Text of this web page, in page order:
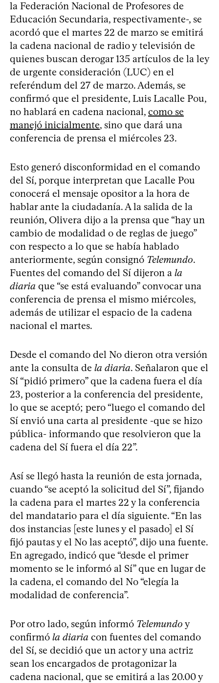
la Federación Nacional de Profesores de
Educación Secundaria, respectivamente-, se
acordó que el martes 22 de marzo se emitirá
la cadena nacional de radio y televisión de
quienes buscan derogar 135 artículos de la ley
de urgente consideración (LUC) en el
referéndum del 27 de marzo. Además, se
confirmó que el presidente, Luis Lacalle Pou,
no hablará en cadena nacional, como se
manejó inicialmente, sino que dará una
conferencia de prensa el miércoles 23.
Esto generó disconformidad en el comando
del Sí, porque interpretan que Lacalle Pou
conocerá el mensaje opositor a la hora de
hablar ante la ciudadanía. A la salida de la
reunión, Olivera dijo a la prensa que “hay un
cambio de modalidad o de reglas de juego”
con respecto a lo que se había hablado
anteriormente, según consignó Telemundo.
Fuentes del comando del Sí dijeron a la
diaria que “se está evaluando” convocar una
conferencia de prensa el mismo miércoles,
además de utilizar el espacio de la cadena
nacional el martes.
Desde el comando del No dieron otra versión
ante la consulta de la diaria. Señalaron que el
Sí “pidió primero” que la cadena fuera el día
23, posterior a la conferencia del presidente,
lo que se aceptó; pero “luego el comando del
Sí envió una carta al presidente -que se hizo
pública- informando que resolvieron que la
cadena del Sí fuera el día 22”.
Así se llegó hasta la reunión de esta jornada,
cuando “se aceptó la solicitud del Sí”, fijando
la cadena para el martes 22 y la conferencia
del mandatario para el día siguiente. “En las
dos instancias [este lunes y el pasado] el Sí
fijó pautas y el No las aceptó”, dijo una fuente.
En agregado, indicó que “desde el primer
momento se le informó al Sí” que en lugar de
la cadena, el comando del No “elegía la
modalidad de conferencia”.
Por otro lado, según informó Telemundo y
confirmó la diaria con fuentes del comando
del Sí, se decidió que un actor y una actriz
sean los encargados de protagonizar la
cadena nacional, que se emitirá a las 20.00 y